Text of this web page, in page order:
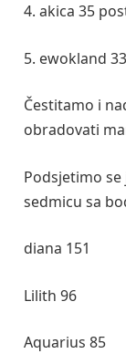
4. akica 35
5. ewokland
Čestitamo i
obradovati
Podsjetimo
sedmicu sa
diana 151
Lilith 96
Aquarius 85